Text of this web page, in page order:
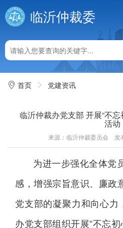
临沂仲裁委
首页 党建资讯
临沂仲裁办党支部 开展“不
活动
来源：临沂仲裁委员会 发
为进一步强化全体党
感，增强宗旨意识、廉政
党支部的凝聚力和向心
办党支部组织开展“不忘